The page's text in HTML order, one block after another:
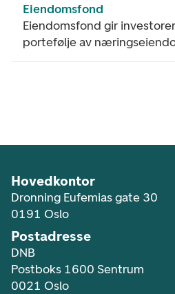
Eiendomsfond
Eiendomsfond gir
portefølje av
Hovedkontor
Dronning Eufemias gate 30
0191 Oslo
Postadresse
DNB
Postboks 1600 Sentrum
0021 Oslo